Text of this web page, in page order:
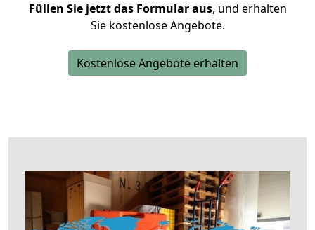
Füllen Sie jetzt das Formular aus, und erhalten
Sie kostenlose Angebote.
Kostenlose Angebote erhalten